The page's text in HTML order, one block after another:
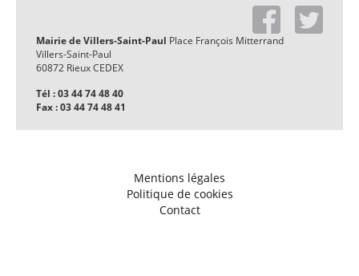
Mairie de Villers-Saint-Paul Place François Mitterrand
Villers-Saint-Paul
60872 Rieux CEDEX
Tél : 03 44 74 48 40
Fax : 03 44 74 48 41
Mentions légales
Politique de cookies
Contact